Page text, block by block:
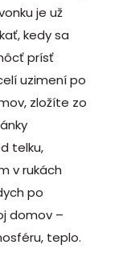
je už
kedy sa
prísť
uzimení po
zložíte zo
telku,
v rukách
po
domov –
teplo.